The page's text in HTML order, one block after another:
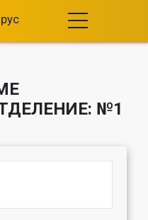
рус
№1